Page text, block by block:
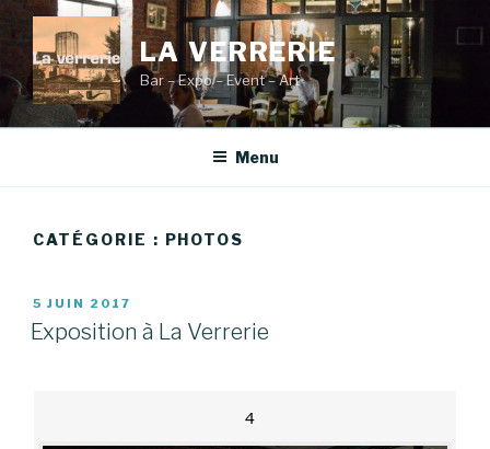
contenu
principal
LA VERRERIE
Bar – Expo – Event – Art
Menu
CATÉGORIE : PHOTOS
PUBLIÉ
LE
5 JUIN 2017
Exposition à La Verrerie
4